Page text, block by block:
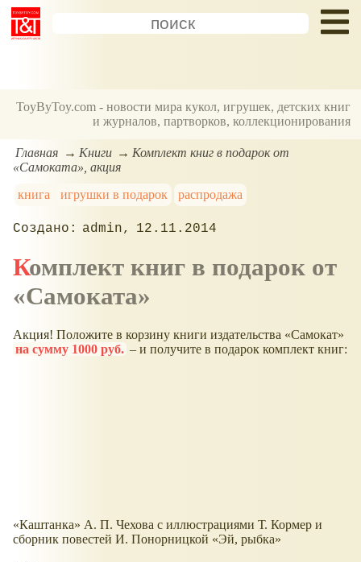
ToyByToy.com - новости мира кукол, игрушек, детских книг
и журналов, партворков, коллекционирования
Главная Книги
Комплект книг в подарок от
«Самоката», акция
книга
игрушки в подарок распродажа
admin 12.11.2014
Комплект книг в подарок от
«Самоката»
Акция! Положите в корзину книги издательства
Самокат
на сумму 1000 руб. – и получите в подарок комплект книг:
Каштанка
А. П. Чехова с иллюстрациями Т. Кормер и
сборник повестей И. Понорницкой
Эй, рыбка